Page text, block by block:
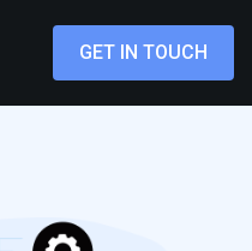
GET IN TOUCH